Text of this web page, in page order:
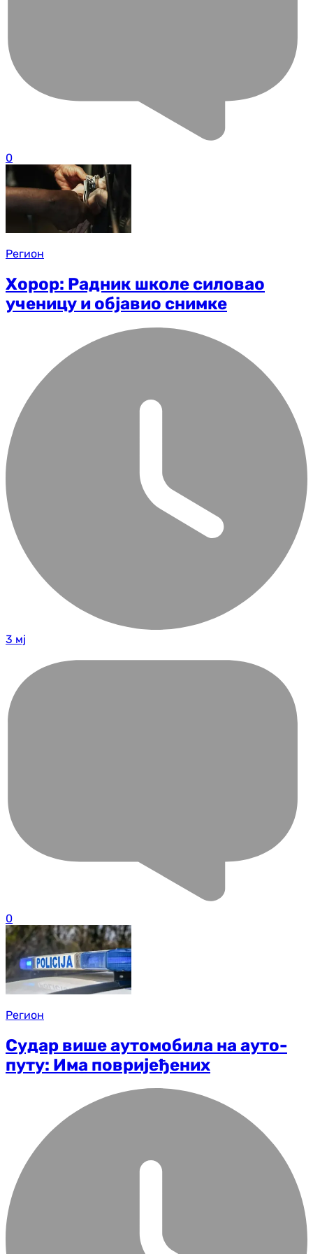
0
Регион
Хорор: Радник школе силовао
ученицу и објавио снимке
3 мј
0
Регион
Судар више аутомобила на ауто-
путу: Има повријеђених